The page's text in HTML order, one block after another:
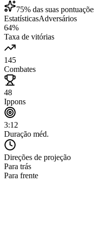
75% das suas
EstatísticasAdversários
64%
Taxa de vitórias
145
Combates
48
Ippons
3:12
Duração méd.
Direções de projeção
Para trás
Para frente